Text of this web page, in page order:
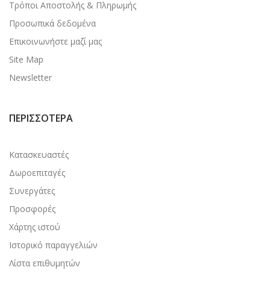
Τρόποι Αποστολής & Πληρωμής
Προσωπικά δεδομένα
Επικοινωνήστε μαζί μας
Site Map
Newsletter
ΠΕΡΙΣΣΌΤΕΡΑ
Κατασκευαστές
Δωροεπιταγές
Συνεργάτες
Προσφορές
Χάρτης ιστού
Ιστορικό παραγγελιών
Λίστα επιθυμητών